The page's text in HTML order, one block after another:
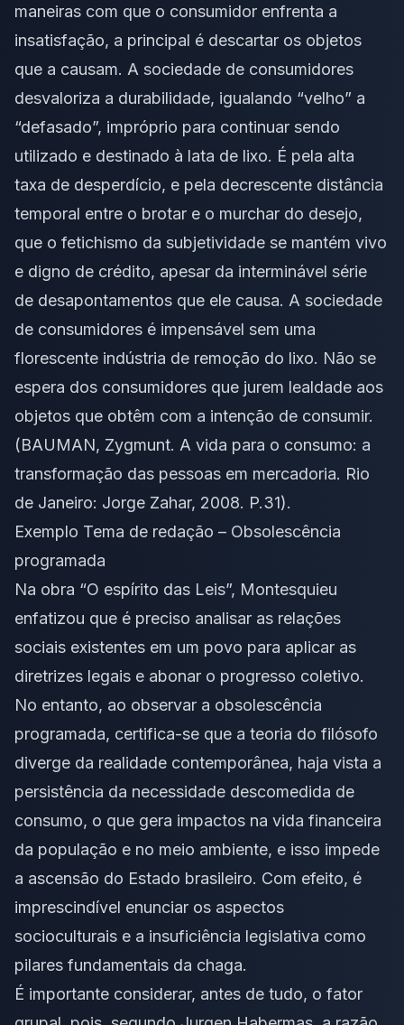
maneiras com que o consumidor enfrenta a
insatisfação, a principal é descartar os objetos
que a causam. A sociedade de consumidores
desvaloriza a durabilidade, igualando “velho” a
“defasado”, impróprio para continuar sendo
utilizado e destinado à lata de lixo. É pela alta
taxa de desperdício, e pela decrescente distância
temporal entre o brotar e o murchar do desejo,
que o fetichismo da subjetividade se mantém vivo
e digno de crédito, apesar da interminável série
de desapontamentos que ele causa. A sociedade
de consumidores é impensável sem uma
florescente indústria de remoção do lixo. Não se
espera dos consumidores que jurem lealdade aos
objetos que obtêm com a intenção de consumir.
(BAUMAN, Zygmunt. A vida para o consumo: a
transformação das pessoas em mercadoria. Rio
de Janeiro: Jorge Zahar, 2008. P.31).
Exemplo Tema de redação – Obsolescência
programada
Na obra “O espírito das Leis”, Montesquieu
enfatizou que é preciso analisar as relações
sociais existentes em um povo para aplicar as
diretrizes legais e abonar o progresso coletivo.
No entanto, ao observar a obsolescência
programada, certifica-se que a teoria do filósofo
diverge da realidade contemporânea, haja vista a
persistência da necessidade descomedida de
consumo, o que gera impactos na vida financeira
da população e no meio ambiente, e isso impede
a ascensão do Estado brasileiro. Com efeito, é
imprescindível enunciar os aspectos
socioculturais e a insuficiência legislativa como
pilares fundamentais da chaga.
É importante considerar, antes de tudo, o fator